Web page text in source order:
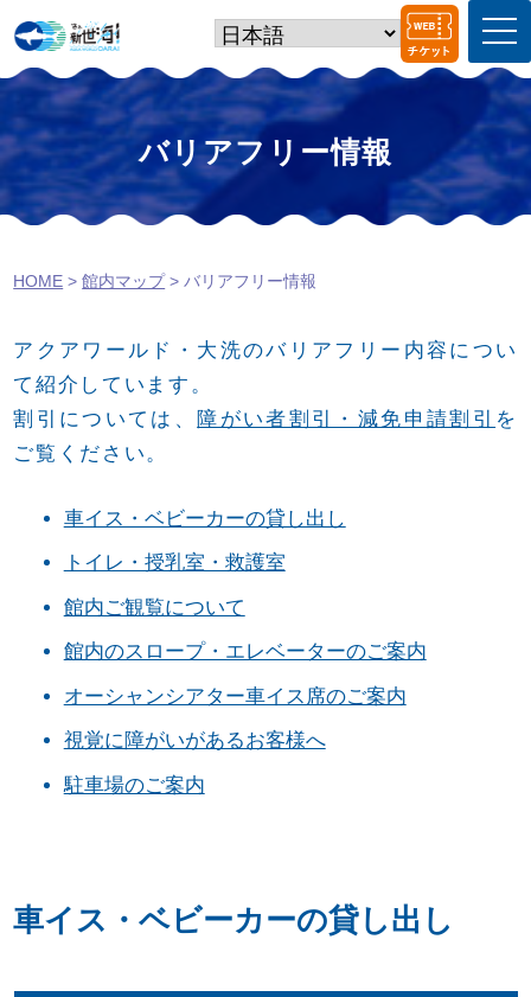
t
o
g
g
e
n
a
i
n
バリアフリー情報
HOME >館内マップ>バリアフリー情報
アクアワールド・大洗のバリアフリー内容につい
て紹介しています。
割引については、 障がい者割引・減免申請割引
を
ご覧ください。
車イス・ベビーカーの貸し出し
トイレ・授乳室・救護室
館内ご観覧について
館内のスロープ・エレベーターのご案内
オーシャンシアター車イス席のご案内
視覚に障がいがあるお客様へ
駐車場のご案内
車イス・ベビーカーの貸し出し